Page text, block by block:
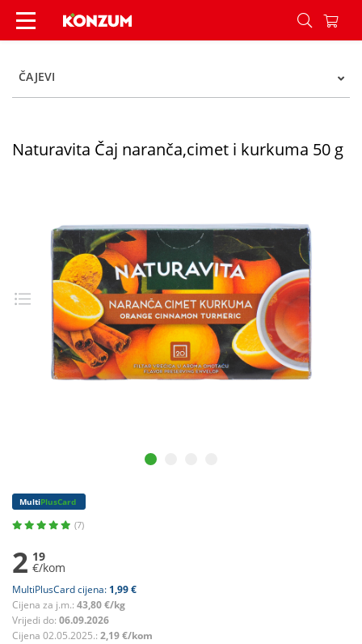
Naturavita Čaj naranča,cimet i kurkuma 50 g -
ČAJEVI
Naturavita Čaj naranča,cimet i kurkuma 50 g
MultiPlusCard
(7)
2 19
€/kom
MultiPlusCard cijena: 1,99 €
Cijena za j.m.: 43,80 €/kg
Vrijedi do: 06.09.2026
Cijena 02.05.2025.: 2,19 €/kom